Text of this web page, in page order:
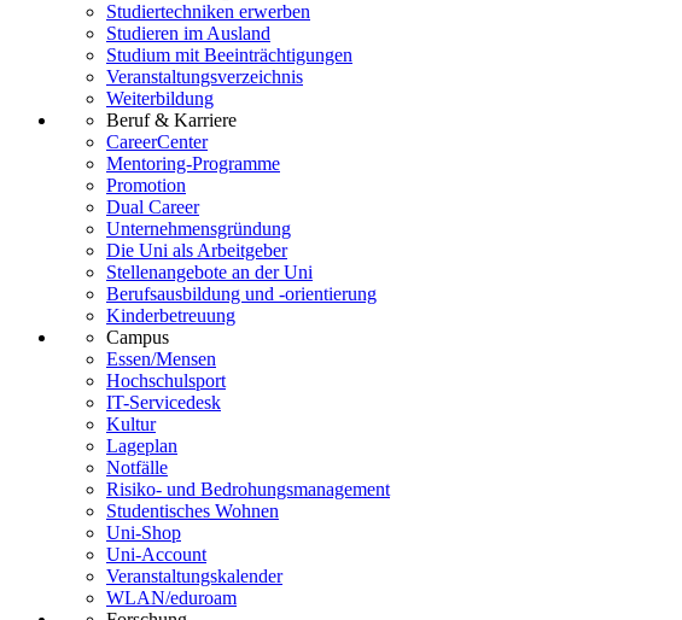
Studiertechniken erwerben
Studieren im Ausland
Studium mit Beeinträchtigungen
Veranstaltungsverzeichnis
Weiterbildung
Beruf & Karriere
CareerCenter
Mentoring-Programme
Promotion
Dual Career
Unternehmensgründung
Die Uni als Arbeitgeber
Stellenangebote an der Uni
Berufsausbildung und -orientierung
Kinderbetreuung
Campus
Essen/Mensen
Hochschulsport
IT-Servicedesk
Kultur
Lageplan
Notfälle
Risiko- und Bedrohungsmanagement
Studentisches Wohnen
Uni-Shop
Uni-Account
Veranstaltungskalender
WLAN/eduroam